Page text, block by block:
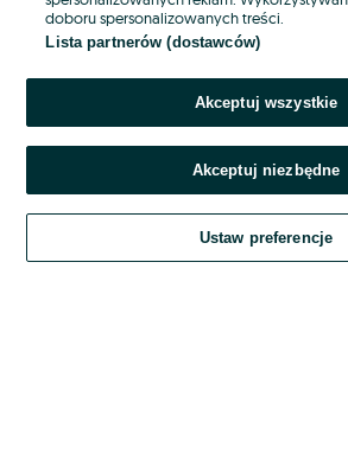
Nie pamiętasz hasła?
Zaloguj się
Kontynuując za pośrednictwem jednego z
Regulamin serwisu OLX.pl w jego
doboru spersonalizowanych treści.
Lista partnerów (dostawców)
Akceptuj wszystkie
Akceptuj niezbędne
Ustaw preferencje